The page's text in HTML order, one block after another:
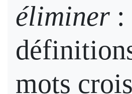
éliminer :
mots